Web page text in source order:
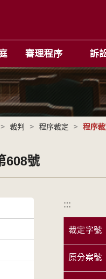
審理程序 訴
> 裁判 > 程序裁定 > 程序
608號
:::
裁定字號
原分案號